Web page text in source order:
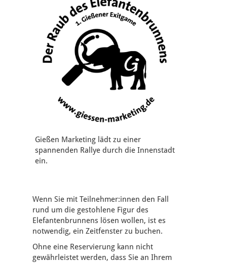
Gießen Marketing lädt zu einer
spannenden Rallye durch die Innenstadt
ein.
Wenn Sie mit Teilnehmer:innen den Fall
rund um die gestohlene Figur des
Elefantenbrunnens lösen wollen, ist es
notwendig, ein Zeitfenster zu buchen.
Ohne eine Reservierung kann nicht
gewährleistet werden, dass Sie an Ihrem